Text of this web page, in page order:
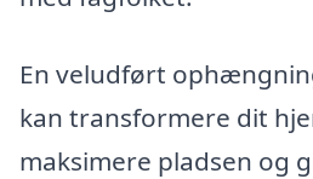
En veludført
kan transformere dit
maksimere pladsen og